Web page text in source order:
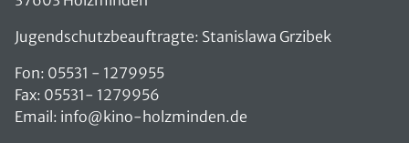
Jugendschutzbeauftragte: Stanislawa Grzibek
Fon: 05531 - 1279955
Fax: 05531- 1279956
Email: info@kino-holzminden.de